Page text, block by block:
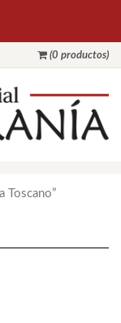
(0 productos)
Toscano”